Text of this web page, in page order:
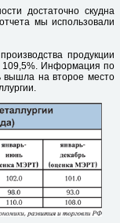
достаточно скудна
мы использовали
продукции
109,5%. Информация по
вышла на второе место